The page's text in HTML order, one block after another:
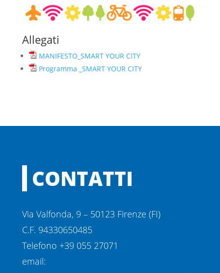
Allegati
MANIFESTO_SMART YOUR CITY
Programma _SMART YOUR CITY
CONTATTI
Via Valfonda, 9 – 50123 Firenze (FI)
C.F. 94330650485
Telefono +39 055 27071
email: